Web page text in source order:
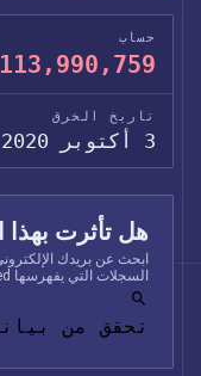
حساب
113,990,759
تاريخ الخرق
هل تأثرت بهذا
ابحث عن بريدك
السجلات التي يفهرسها CheckLeaked.
تحقق من